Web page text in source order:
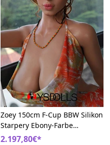
Zoey 150cm F-Cup BBW Silikon
Starpery Ebony-Farbe
Sexpuppe
2.197,80€*